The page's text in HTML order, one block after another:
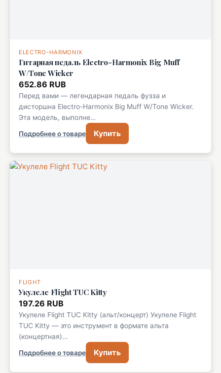
ELECTRO-HARMONIX
Гитарная педаль Electro-Harmonix Big Muff
W/Tone Wicker
652.86 RUB
Перед вами — легендарная педаль фузза и
дисторшна Electro-Harmonix Big Muff W/Tone Wicker.
Эта модель, выполне…
Подробнее о товаре Купить
FLIGHT
Укулеле Flight TUC Kitty
197.26 RUB
Укулеле Flight TUC Kitty (альт/концерт) Укулеле Flight
TUC Kitty — это инструмент в формате альта
(концертная)…
Подробнее о товаре Купить